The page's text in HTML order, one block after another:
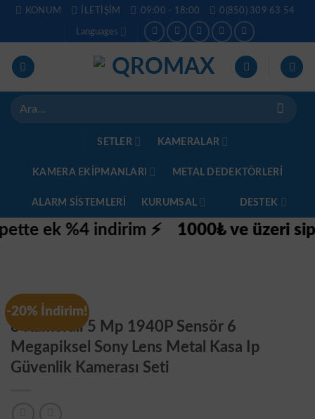
İçeriğeKONUM İLETIŞIM 09:00 - 18:00 0(850) 309 63 54
Languages
Ara:
SETLER KAMERALAR
KAMERA EKİPMANLARI METAL DEDEKTÖRLERI
ALARM SISTEMLERI KURUMSAL DESTEK
ek %4 indirim ⚡ 1000₺ ve üzeri
-20% İndirim!
Genel
8 Kameralı 5 Mp 1940P Sensör 6
Megapiksel Sony Lens Metal Kasa Ip
Güvenlik Kamerası Seti